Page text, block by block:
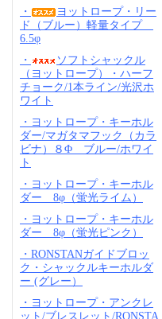
・
ヨットロープ・リー
ド（ブルー）軽量タイプ
6.5φ
・
ソフトシャックル
（ヨットロープ）・ハーフ
チョーク/1本ライン/光沢ホ
ワイト
・ヨットロープ・キーホル
ダー/マガタマフック（カラ
ビナ）８Φ ブルー/ホワイ
ト
・ヨットロープ・キーホル
ダー 8φ（蛍光ライム）
・ヨットロープ・キーホル
ダー 8φ（蛍光ピンク）
・RONSTANガイドブロッ
ク・シャックルキーホルダ
ー (グレー）
・ヨットロープ・アンクレ
ット/ブレスレット/RONSTA